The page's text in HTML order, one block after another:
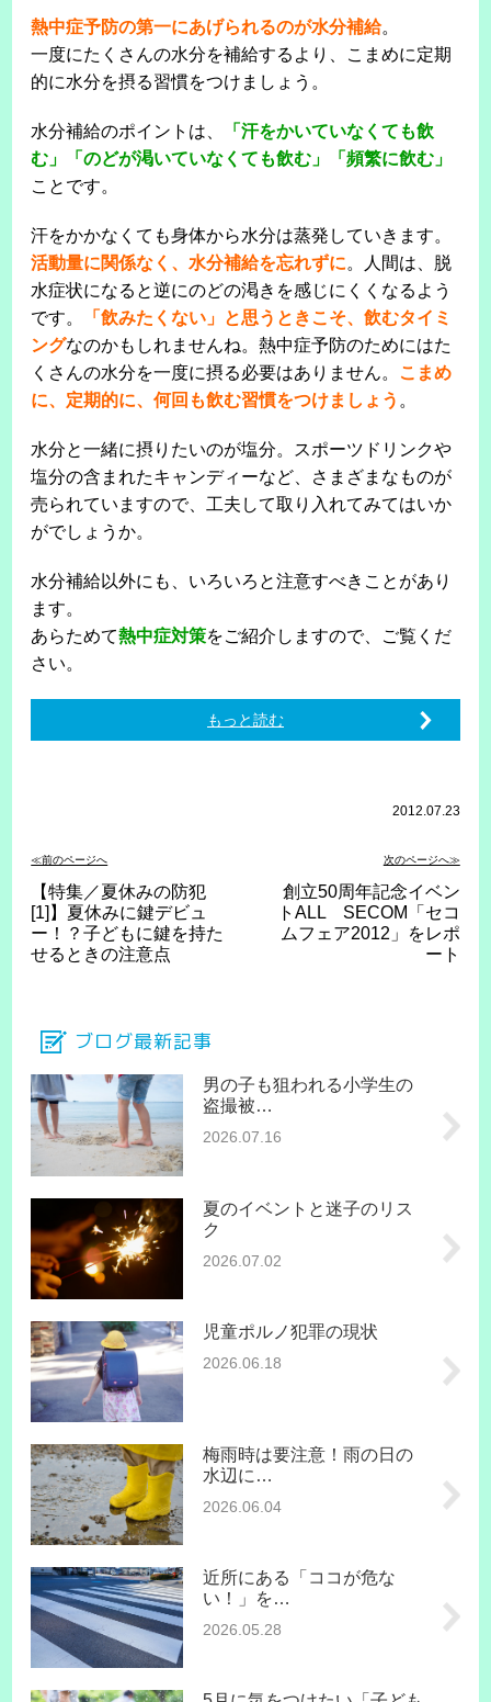
熱中症予防の第一にあげられるのが水分補給。
一度にたくさんの水分を補給するより、こまめに定期
的に水分を摂る習慣をつけましょう。
水分補給のポイントは、
「汗をかいていなくても飲
む」「のどが渇いていなくても飲む」「頻繁に飲む」
ことです。
汗をかかなくても身体から水分は蒸発していきます。
活動量に関係なく、水分補給を忘れずに。人間は、脱
水症状になると逆にのどの渇きを感じにくくなるよう
です。
「飲みたくない」と思うときこそ、飲むタイミ
ングなのかもしれませんね。熱中症予防のためにはた
くさんの水分を一度に摂る必要はありません。 こまめ
に、定期的に、何回も飲む習慣をつけましょう 。
水分と一緒に摂りたいのが塩分。スポーツドリンクや
塩分の含まれたキャンディーなど、さまざまなものが
売られていますので、工夫して取り入れてみてはいか
がでしょうか。
水分補給以外にも、いろいろと注意すべきことがあり
ます。
あらためて熱中症対策をご紹介しますので、ご覧くだ
さい。
もっと読む
2012.07.23
≪前のページへ 次のページへ≫
【特集／夏休みの防犯
[1]】夏休みに鍵デビュ
ー！？子どもに鍵を持た
せるときの注意点
創立50周年記念イベン
トALL SECOM「セコ
ムフェア2012」をレポ
ート
ブログ最新記事
男の子も狙われる小学生の
盗撮被…
2026.07.16
夏のイベントと迷子のリス
ク
2026.07.02
児童ポルノ犯罪の現状
2026.06.18
梅雨時は要注意！雨の日の
水辺に…
2026.06.04
近所にある「ココが危な
い！」を…
2026.05.28